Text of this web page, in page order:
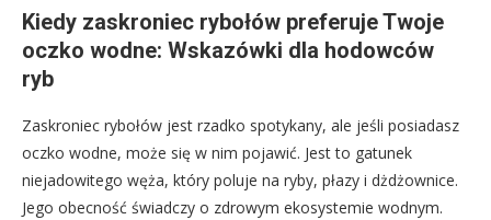
Kiedy zaskroniec rybołów preferuje Twoje
oczko wodne: Wskazówki dla hodowców
ryb
Zaskroniec rybołów jest rzadko spotykany, ale jeśli posiadasz
oczko wodne, może się w nim pojawić. Jest to gatunek
niejadowitego węża, który poluje na ryby, płazy i dżdżownice.
Jego obecność świadczy o zdrowym ekosystemie wodnym.